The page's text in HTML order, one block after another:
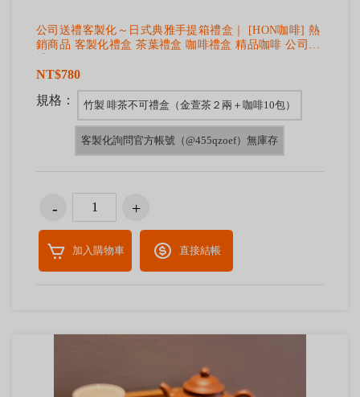
公司送禮客製化～日式典雅手提箱禮盒｜ [HON咖啡] 熱
銷商品 客製化禮盒 茶葉禮盒 咖啡禮盒 精品咖啡 公司送
NT$780
規格：
竹製 啡茶不可禮盒（金萱茶２兩＋咖啡10包）
客製化詢問官方帳號（@455qzoef）無庫存
加入購物車 直接結帳